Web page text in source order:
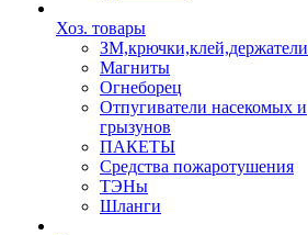
Хоз. товары
ЗМ,крючки,клей,держатели
Магниты
Огнеборец
Отпугиватели насекомых и
грызунов
ПАКЕТЫ
Средства пожаротушения
ТЭНы
Шланги